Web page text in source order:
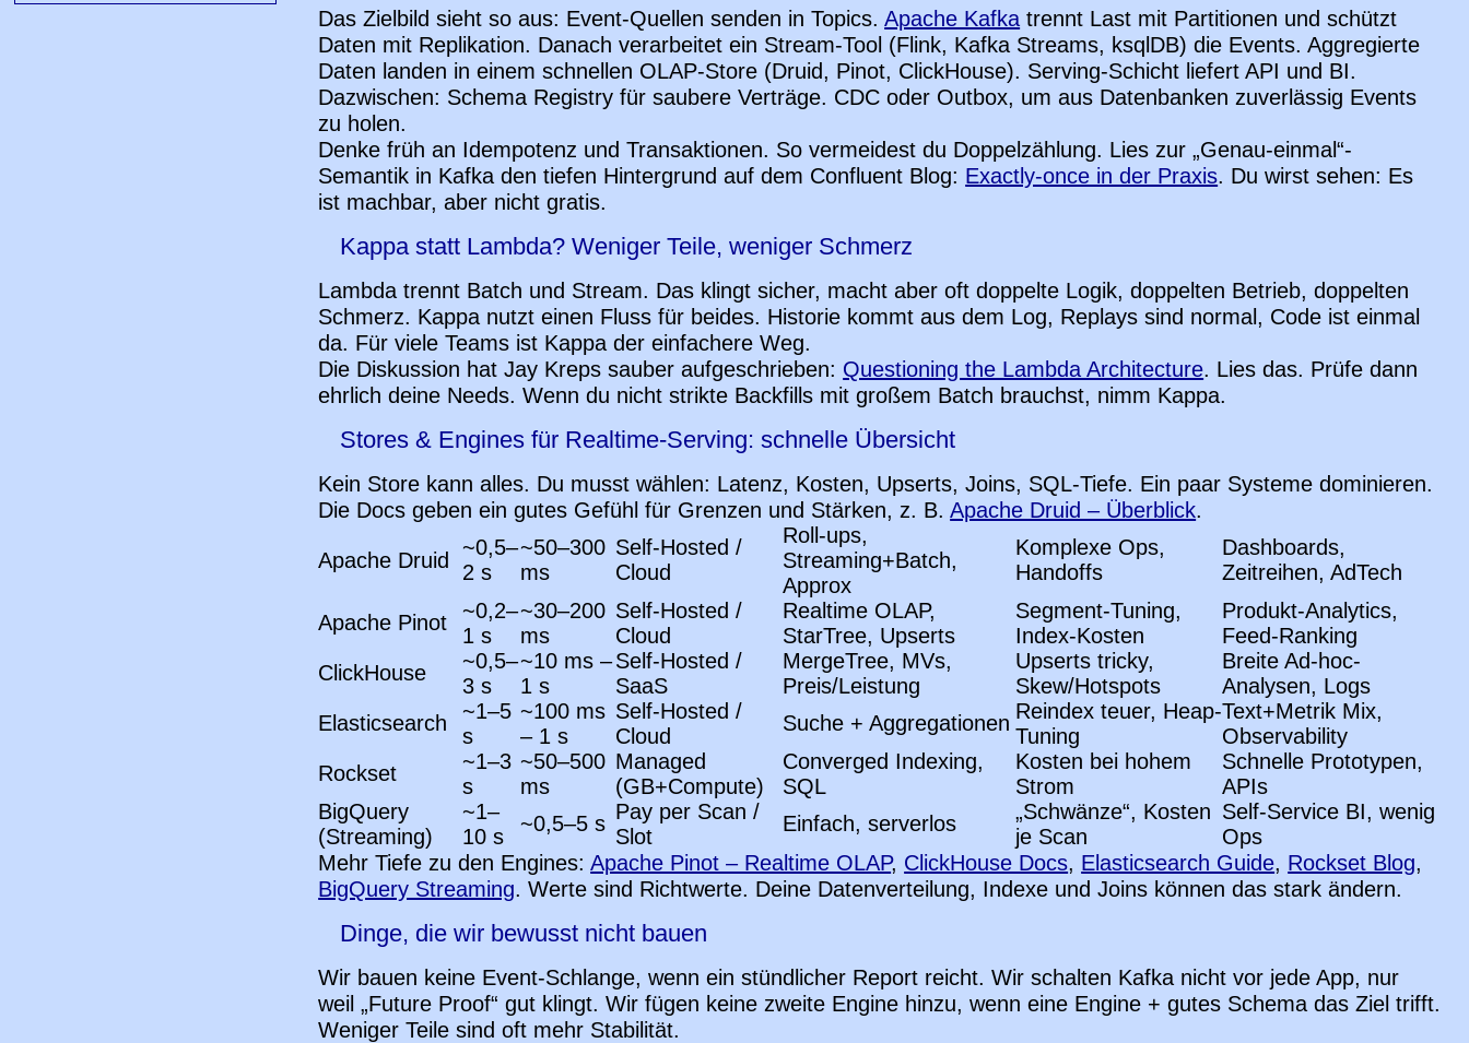
Das Zielbild sieht so aus: Event-Quellen senden in Topics.Apache Kafka trennt Last mit Partitionen und schützt
Daten mit Replikation. Danach verarbeitet ein Stream-Tool (Flink, Kafka Streams, ksqlDB) die Events. Aggregierte
Daten landen in einem schnellen OLAP-Store (Druid, Pinot, ClickHouse). Serving-Schicht liefert API und BI.
Dazwischen: Schema Registry für saubere Verträge. CDC oder Outbox, um aus Datenbanken zuverlässig Events
zu holen.
Denke früh an Idempotenz und Transaktionen. So vermeidest du Doppelzählung. Lies zur „Genau-einmal“-
Semantik in Kafka den tiefen Hintergrund auf dem Confluent Blog: Exactly-once in der Praxis. Du wirst sehen: Es
ist machbar, aber nicht gratis.
Kappa statt Lambda? Weniger Teile, weniger Schmerz
Lambda trennt Batch und Stream. Das klingt sicher, macht aber oft doppelte Logik, doppelten Betrieb, doppelten
Schmerz. Kappa nutzt einen Fluss für beides. Historie kommt aus dem Log, Replays sind normal, Code ist einmal
da. Für viele Teams ist Kappa der einfachere Weg.
Die Diskussion hat Jay Kreps sauber aufgeschrieben: Questioning the Lambda Architecture. Lies das. Prüfe dann
ehrlich deine Needs. Wenn du nicht strikte Backfills mit großem Batch brauchst, nimm Kappa.
Stores & Engines für Realtime-Serving: schnelle Übersicht
Kein Store kann alles. Du musst wählen: Latenz, Kosten, Upserts, Joins, SQL-Tiefe. Ein paar Systeme dominieren.
Die Docs geben ein gutes Gefühl für Grenzen und Stärken, z. B.Apache Druid – Überblick.
Apache Druid
~0,5–
2 s
~50–300
ms
Self-Hosted /
Cloud
Roll-ups,
Streaming+Batch,
Approx
Komplexe Ops,
Handoffs
Dashboards,
Zeitreihen, AdTech
Apache Pinot
~0,2–
1 s
~30–200
ms
Self-Hosted /
Cloud
Realtime OLAP,
StarTree, Upserts
Segment-Tuning,
Index-Kosten
Produkt-Analytics,
Feed-Ranking
ClickHouse
~0,5–
3 s
~10 ms –
1 s
Self-Hosted /
SaaS
MergeTree, MVs,
Preis/Leistung
Upserts tricky,
Skew/Hotspots
Breite Ad-hoc-
Analysen, Logs
Elasticsearch
~1–5
s
~100 ms
– 1 s
Self-Hosted /
Cloud
Suche + Aggregationen Reindex teuer, Heap-
Tuning
Text+Metrik Mix,
Observability
Rockset
~1–3
s
~50–500
ms
Managed
(GB+Compute)
Converged Indexing,
SQL
Kosten bei hohem
Strom
Schnelle Prototypen,
APIs
BigQuery
(Streaming)
~1–
10 s
~0,5–5 s Pay per Scan /
Slot
Einfach, serverlos
„Schwänze“, Kosten
je Scan
Self-Service BI, wenig
Ops
Mehr Tiefe zu den Engines:Apache Pinot – Realtime OLAP, ClickHouse Docs, Elasticsearch Guide, Rockset Blog,
BigQuery Streaming. Werte sind Richtwerte. Deine Datenverteilung, Indexe und Joins können das stark ändern.
Dinge, die wir bewusst nicht bauen
Wir bauen keine Event-Schlange, wenn ein stündlicher Report reicht. Wir schalten Kafka nicht vor jede App, nur
weil „Future Proof“ gut klingt. Wir fügen keine zweite Engine hinzu, wenn eine Engine + gutes Schema das Ziel trifft.
Weniger Teile sind oft mehr Stabilität.